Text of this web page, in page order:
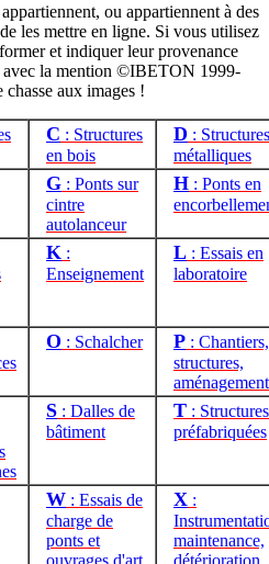
ou appartiennent à des
les mettre en ligne. Si vous utilisez
et indiquer leur provenance
avec la mention ©IBETON 1999-
aux images !
C : Structures
en bois
D : Structures
métalliques
G : Ponts sur
cintre
autolanceur
H : Ponts en
K :
Enseignement
L : Essais en
laboratoire
O : Schalcher P : Chantiers,
structures,
S : Dalles de
bâtiment
T : Structures
préfabriquées
W : Essais de
charge de
ponts et
ouvrages d'art
X :
maintenance,
détérioration